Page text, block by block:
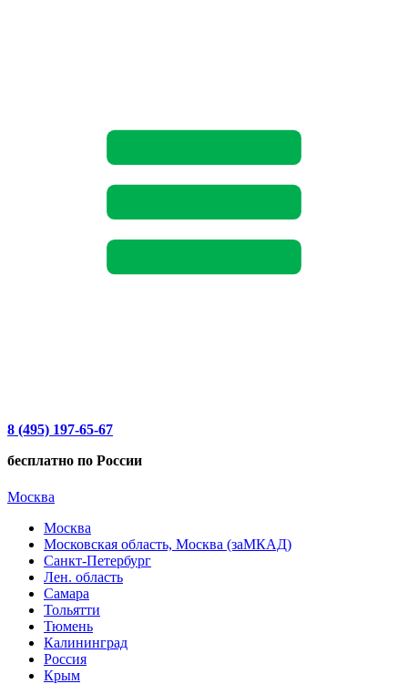
8 (495) 197-65-67
бесплатно по России
Москва
Москва
Московская область, Москва (заМКАД)
Санкт-Петербург
Лен. область
Самара
Тольятти
Тюмень
Калининград
Россия
Крым